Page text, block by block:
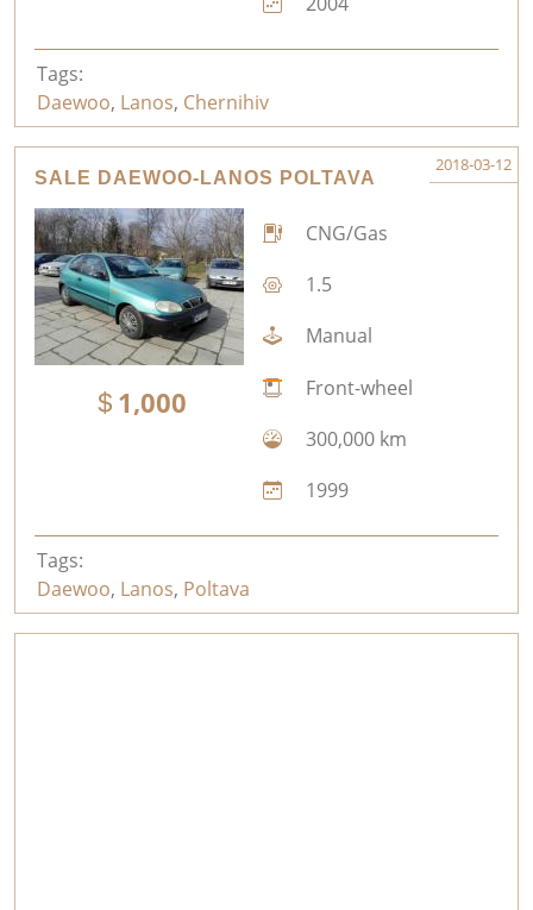
Tags:
Daewoo, Lanos, Chernihiv
SALE DAEWOO-LANOS POLTAVA
2018-03-12
1,000
CNG/Gas
1.5
Manual
Front-wheel
300,000 km
1999
Tags:
Daewoo, Lanos, Poltava